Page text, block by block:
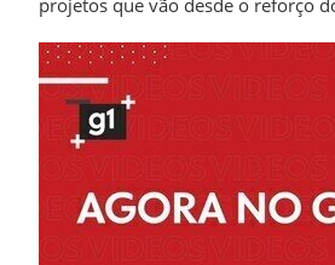
projetos que vão desde o reforço